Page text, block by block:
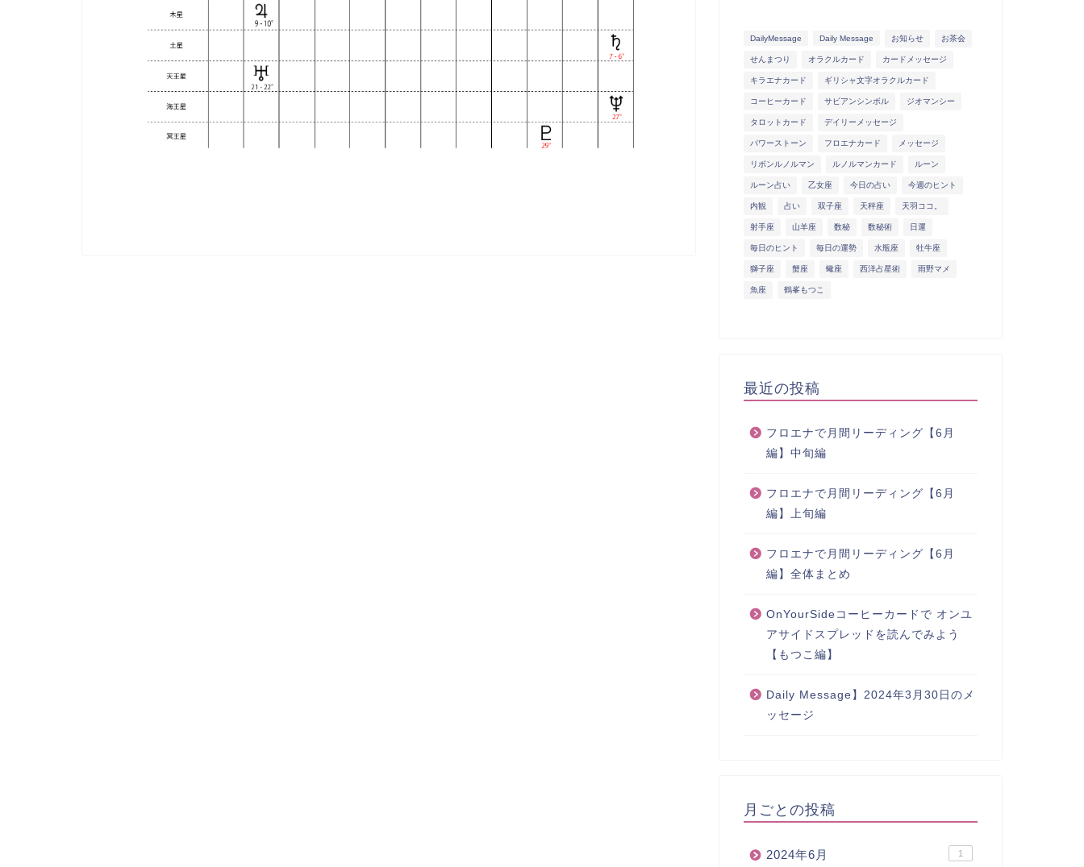
DailyMessage Daily Message お知らせ お茶会
せんまつり オラクルカード カードメッセージ
キラエナカード ギリシャ文字オラクルカード
コーヒーカード サビアンシンボル ジオマンシー
タロットカード デイリーメッセージ
パワーストーン フロエナカード メッセージ
リボンルノルマン ルノルマンカード ルーン
ルーン占い 乙女座 今日の占い 今週のヒント
内観 占い 双子座 天秤座 天羽ココ。
射手座 山羊座 数秘 数秘術 日運
毎日のヒント 毎日の運勢 水瓶座 牡牛座
獅子座 蟹座 蠍座 西洋占星術 雨野マメ
魚座 鶴峯もつこ
最近の投稿
フロエナで月間リーディング【6月
編】中旬編
フロエナで月間リーディング【6月
編】上旬編
フロエナで月間リーディング【6月
編】全体まとめ
OnYourSideコーヒーカードで オンユ
アサイドスプレッドを読んでみよう
【もつこ編】
Daily Message】2024年3月30日のメ
ッセージ
月ごとの投稿
2024年6月 1